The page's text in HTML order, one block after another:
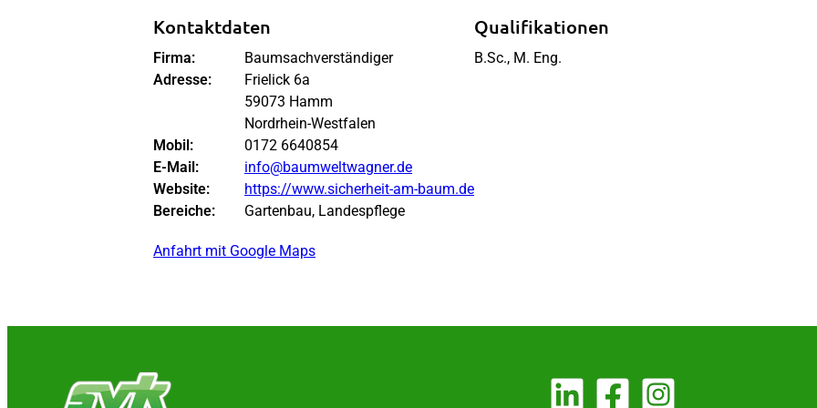
Kontaktdaten
Firma:
Baumsachverständiger
Adresse:
Frielick 6a
59073 Hamm
Nordrhein-Westfalen
Mobil:
0172 6640854
E-Mail:
info@baumweltwagner.de
Website:
https://www.sicherheit-am-baum.de
Bereiche:
Gartenbau, Landespflege
Anfahrt mit Google Maps
Qualifikationen
B.Sc., M. Eng.